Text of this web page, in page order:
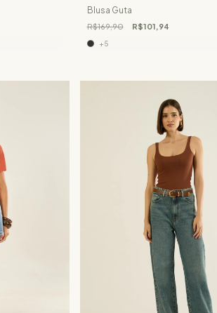
Blusa Guta
R$169,90 R$101,94
+5